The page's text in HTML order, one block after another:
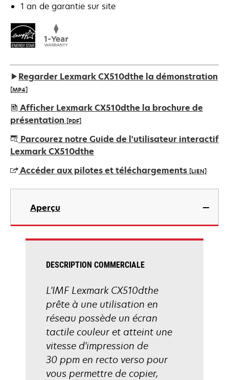
1 an de garantie sur site
Regarder Lexmark CX510dthe la démonstration
[MP4]
Afficher Lexmark CX510dthe la brochure de
présentation [PDF]
s’ouvre
dans
nouvel
onglet
Parcourez notre Guide de l'utilisateur interactif
Lexmark CX510dthe
Accéder aux pilotes et téléchargements [LIEN]
s’ouvre
nouvel
onglet
Aperçu
DESCRIPTION COMMERCIALE
L'IMF Lexmark CX510dthe
prête à une utilisation en
réseau possède un écran
tactile couleur et atteint une
vitesse d'impression de
30 ppm en recto verso pour
vous permettre de copier,